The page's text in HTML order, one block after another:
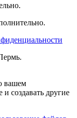
вашем
создавать другие